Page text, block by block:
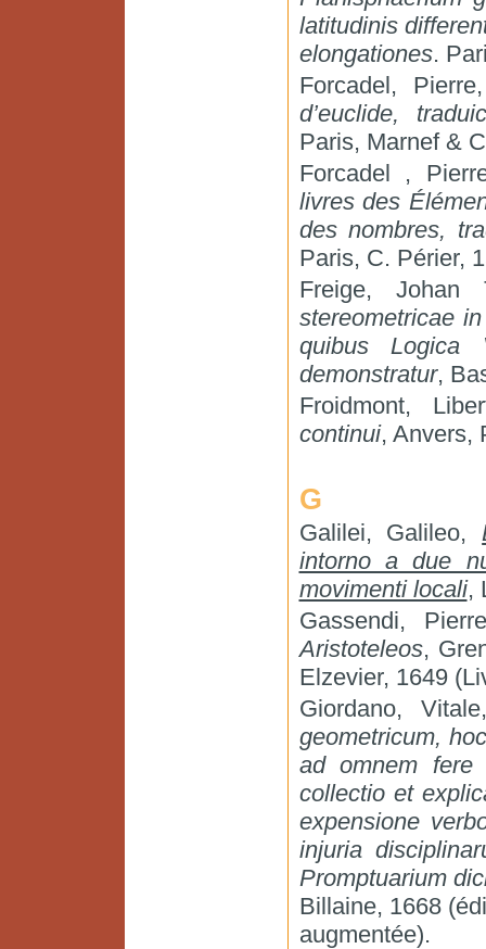
latitudinis
elongationes.
Forcadel,
d’euclide,
Paris, Marnef &
Forcadel ,
livres des
des nombres,
Paris, C. Périer,
Freige, Johan
stereometricae
quibus Logica
demonstratur,
Froidmont,
continui, Anvers,
G
Galilei, Galileo,
intorno a due
movimenti locali,
Gassendi,
Aristoteleos,
Elzevier, 1649
Giordano,
geometricum,
ad omnem fere
collectio et
expensione
injuria
Promptuarium
Billaine, 1668
augmentée).